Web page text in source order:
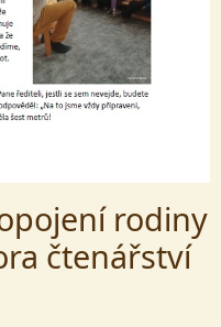
rodiny
čtenářství